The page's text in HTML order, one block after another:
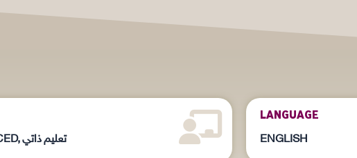
SELF PACED, تعليم ذاتي
LANGUAGE
ENGLISH